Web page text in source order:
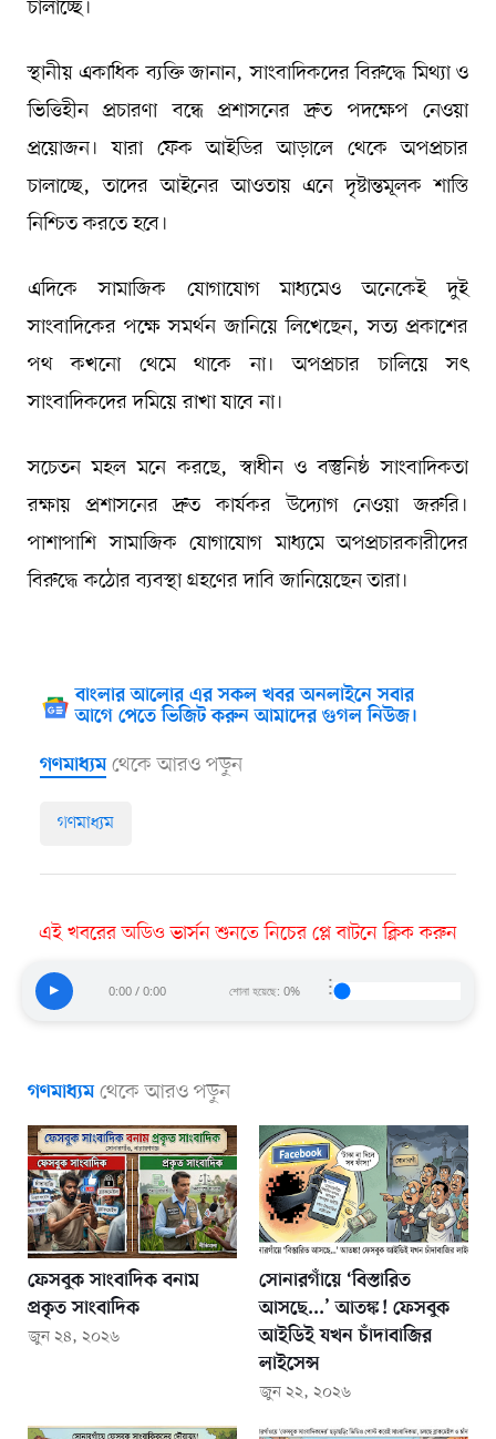
চালাচ্ছে।
স্থানীয় একাধিক ব্যক্তি জানান, সাংবাদিকদের বিরুদ্ধে মিথ্যা ও
ভিত্তিহীন প্রচারণা বন্ধে প্রশাসনের দ্রুত পদক্ষেপ নেওয়া
প্রয়োজন। যারা ফেক আইডির আড়ালে থেকে অপপ্রচার
চালাচ্ছে, তাদের আইনের আওতায় এনে দৃষ্টান্তমূলক শাস্তি
নিশ্চিত করতে হবে।
এদিকে সামাজিক যোগাযোগ মাধ্যমেও অনেকেই দুই
সাংবাদিকের পক্ষে সমর্থন জানিয়ে লিখেছেন, সত্য প্রকাশের
পথ কখনো থেমে থাকে না। অপপ্রচার চালিয়ে সৎ
সাংবাদিকদের দমিয়ে রাখা যাবে না।
সচেতন মহল মনে করছে, স্বাধীন ও বস্তুনিষ্ঠ সাংবাদিকতা
রক্ষায় প্রশাসনের দ্রুত কার্যকর উদ্যোগ নেওয়া জরুরি।
পাশাপাশি সামাজিক যোগাযোগ মাধ্যমে অপপ্রচারকারীদের
বিরুদ্ধে কঠোর ব্যবস্থা গ্রহণের দাবি জানিয়েছেন তারা।
বাংলার আলোর এর সকল খবর অনলাইনে সবার
আগে পেতে ভিজিট করুন আমাদের গুগল নিউজ।
গণমাধ্যমথেকে আরও পড়ুন
গণমাধ্যম
এই খবরের অডিও ভার্সন শুনতে নিচের প্লে বাটনে ক্লিক করুন
▶ 0:00 / 0:00 শোনা হয়েছে: 0% ⋮
গণমাধ্যমথেকে আরও পড়ুন
ফেসবুক সাংবাদিক বনাম
প্রকৃত সাংবাদিক
জুন ২৪, ২০২৬
সোনারগাঁয়ে ‘বিস্তারিত
আসছে...’ আতঙ্ক! ফেসবুক
আইডিই যখন চাঁদাবাজির
লাইসেন্স
জুন ২২, ২০২৬